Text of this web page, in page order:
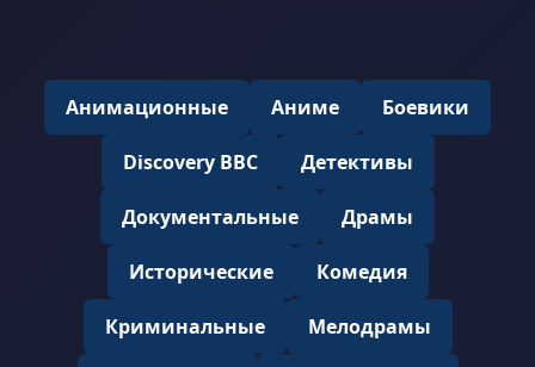
Анимационные Аниме Боевики
Discovery BBC Детективы
Документальные Драмы
Исторические Комедия
Криминальные Мелодрамы